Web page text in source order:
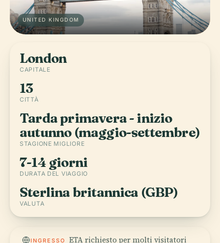
UNITED KINGDOM
London
CAPITALE
13
CITTÀ
Tarda primavera - inizio
autunno (maggio-settembre)
STAGIONE MIGLIORE
7-14 giorni
DURATA DEL VIAGGIO
Sterlina britannica (GBP)
VALUTA
INGRESSO
ETA richiesto per molti visitatori